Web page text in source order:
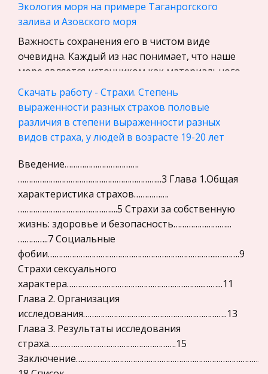
Социология
Религия
Культурология
Экологическое право
Физкультура и Спорт, Здоровье
Теория государства и права
История отечественного государства и
права
Микроэкономика, экономика предприятия,
Нероссийское законодательство
Международные экономические и валютно-
кредитные отношения
Политология, Политистория
Биржевое дело
Радиоэлектроника
Медицина
Пищевые продукты
Конституционное (государственное) право
зарубежных стран
Экология моря на примере Таганрогского
залива и Азовского моря
Важность сохранения его в чистом виде
очевидна. Каждый из нас понимает, что наше
море является источником как материального,
так и духовного богатства. Урбанизация и
индустриализация создают новые п
Природные факторы юга Дальнего Востока и
здоровье человека
Данное пособие предназначено для студентов
биолого-химического факультета. Пособие
содержит региональный материал по экологии
человека. Даны сведения об особенностях
адаптации человека к действию при
История первого автомобиля
Компания с бродяжническими наклонностями
состояла из моей жены и обоих сыновей».
История похищения — переломный момент в
жизни и карьере Бенца и уже, поэтому
заслуживает подробного рассказа. В 1885 го
Договор аренды недвижимости
Скачать работу - Страхи. Степень
выраженности разных страхов половые
различия в степени выраженности разных
видов страха, у людей в возрасте 19-20 лет
Введение…………………………….
………………………………………………………...3 Глава 1.Общая
характеристика страхов…………….
……………………………………....5 Страхи за собственную
жизнь: здоровье и безопасность……………………...
…………..7 Социальные
фобии…………………………………………………………………...……….9
Страхи сексуального
характера……………………………………………………...……...11
Глава 2. Организация
исследования…………………………………………….…………..13
Глава 3. Результаты исследования
страха………………………………………………….15